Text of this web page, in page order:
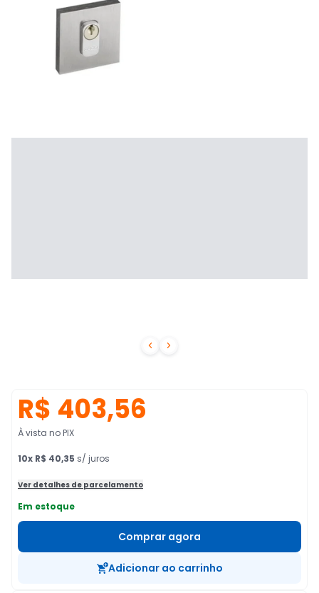
 
R$ 403,56
À vista no PIX
10x R$ 40,35 s/ juros
Ver detalhes de parcelamento
Em estoque
Comprar agora
Adicionar ao carrinho